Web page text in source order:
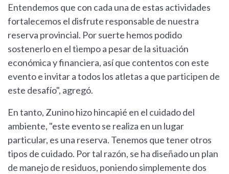
Entendemos que con cada una de estas actividades
fortalecemos el disfrute responsable de nuestra
reserva provincial. Por suerte hemos podido
sostenerlo en el tiempo a pesar de la situación
económica y financiera, así que contentos con este
evento e invitar a todos los atletas a que participen de
este desafío", agregó.
En tanto, Zunino hizo hincapié en el cuidado del
ambiente, "este evento se realiza en un lugar
particular, es una reserva. Tenemos que tener otros
tipos de cuidado. Por tal razón, se ha diseñado un plan
de manejo de residuos, poniendo simplemente dos